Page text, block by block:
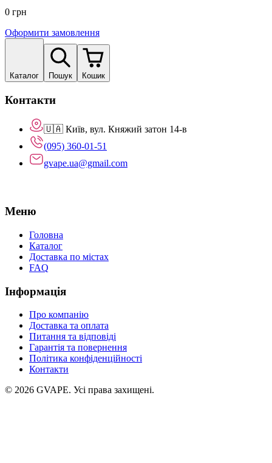
0 грн
Оформити замовлення
Каталог Пошук Кошик
Контакти
🇺🇦 Київ, вул. Княжий затон 14-в
(095) 360-01-51
gvape.ua@gmail.com
Меню
Головна
Каталог
Доставка по містах
FAQ
Інформація
Про компанію
Доставка та оплата
Питання та відповіді
Гарантія та повернення
Політика конфіденційності
Контакти
© 2026 GVAPE. Усі права захищені.